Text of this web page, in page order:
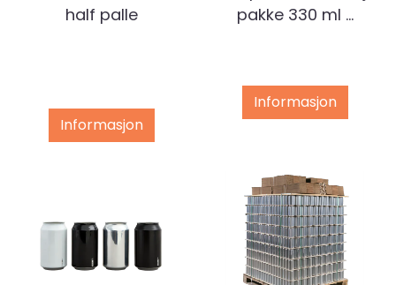
half palle
Informasjon
pakke 330 ml ...
Informasjon